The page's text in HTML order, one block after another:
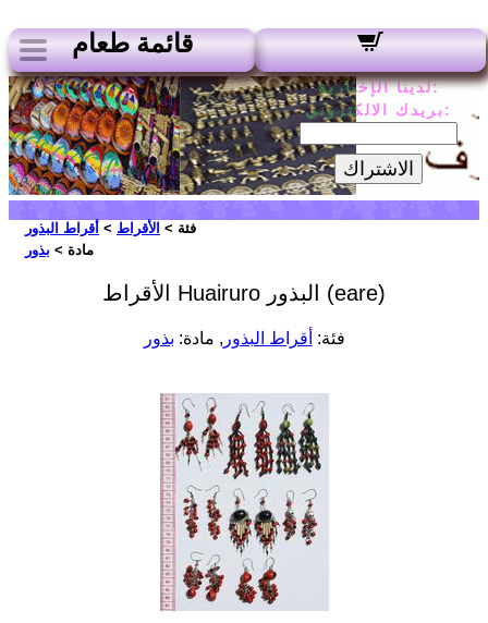
قائمة طعام
لدينا الإخبارية:
بريدك الالكتروني:
الاشتراك
فئة > الأقراط > أقراط البذور
مادة > بذور
الأقراط Huairuro البذور (eare)
فئة: أقراط البذور , مادة: بذور